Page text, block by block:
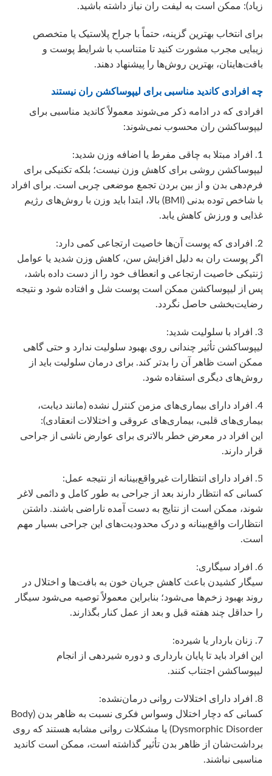
زیاد): ممکن است به لیفت ران نیاز داشته باشید.
برای انتخاب بهترین گزینه، حتماً با جراح پلاستیک یا متخصص
زیبایی مجرب مشورت کنید تا متناسب با شرایط پوست و
بافت‌هایتان، بهترین روش‌ها را پیشنهاد دهند.
چه افرادی کاندید مناسبی برای لیپوساکشن ران نیستند
افرادی که در ادامه ذکر می‌شوند معمولاً کاندید مناسبی برای
لیپوساکشن ران محسوب نمی‌شوند:
1. افراد مبتلا به چاقی مفرط یا اضافه وزن شدید:
لیپوساکشن روشی برای کاهش وزن نیست؛ بلکه تکنیکی برای
فرم‌دهی بدن و از بین بردن تجمع موضعی چربی است. برای افراد
با شاخص توده بدنی (BMI) بالا، ابتدا باید وزن با روش‌های رژیم
غذایی و ورزش کاهش یابد.
2. افرادی که پوست آن‌ها خاصیت ارتجاعی کمی دارد:
اگر پوست ران به دلیل افزایش سن، کاهش وزن شدید یا عوامل
ژنتیکی خاصیت ارتجاعی و انعطاف خود را از دست داده باشد،
پس از لیپوساکشن ممکن است پوست شل و افتاده شود و نتیجه
رضایت‌بخشی حاصل نگردد.
3. افراد با سلولیت شدید:
لیپوساکشن تأثیر چندانی روی بهبود سلولیت ندارد و حتی گاهی
ممکن است ظاهر آن را بدتر کند. برای درمان سلولیت باید از
روش‌های دیگری استفاده شود.
4. افراد دارای بیماری‌های مزمن کنترل نشده (مانند دیابت،
بیماری‌های قلبی، بیماری‌های عروقی و اختلالات انعقادی):
این افراد در معرض خطر بالاتری برای عوارض ناشی از جراحی
قرار دارند.
5. افراد دارای انتظارات غیرواقع‌بینانه از نتیجه عمل:
کسانی که انتظار دارند بعد از جراحی به طور کامل و دائمی لاغر
شوند، ممکن است از نتایج به دست آمده ناراضی باشند. داشتن
انتظارات واقع‌بینانه و درک محدودیت‌های این جراحی بسیار مهم
است.
6. افراد سیگاری:
سیگار کشیدن باعث کاهش جریان خون به بافت‌ها و اختلال در
روند بهبود زخم‌ها می‌شود؛ بنابراین معمولاً توصیه می‌شود سیگار
را حداقل چند هفته قبل و بعد از عمل کنار بگذارند.
7. زنان باردار یا شیرده:
این افراد باید تا پایان بارداری و دوره شیردهی از انجام
لیپوساکشن اجتناب کنند.
8. افراد دارای اختلالات روانی درمان‌نشده:
کسانی که دچار اختلال وسواس فکری نسبت به ظاهر بدن (Body
Dysmorphic Disorder) یا مشکلات روانی مشابه هستند که روی
برداشت‌شان از ظاهر بدن تأثیر گذاشته است، ممکن است کاندید
مناسبی نباشند.